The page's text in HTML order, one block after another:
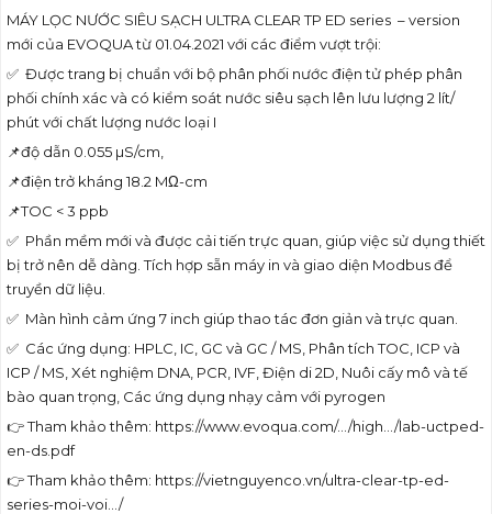
MÁY LỌC NƯỚC SIÊU SẠCH ULTRA CLEAR TP ED series – version
mới của EVOQUA từ 01.04.2021 với các điểm vượt trội:
✅ Được trang bị chuẩn với bộ phân phối nước điện tử phép phân
phối chính xác và có kiểm soát nước siêu sạch lên lưu lượng 2 lít/
phút với chất lượng nước loại I
📌độ dẫn 0.055 µS/cm,
📌điện trở kháng 18.2 MΩ-cm
📌TOC < 3 ppb
✅ Phần mềm mới và được cải tiến trực quan, giúp việc sử dụng thiết
bị trở nên dễ dàng. Tích hợp sẵn máy in và giao diện Modbus để
truyền dữ liệu.
✅ Màn hình cảm ứng 7 inch giúp thao tác đơn giản và trực quan.
✅ Các ứng dụng: HPLC, IC, GC và GC / MS, Phân tích TOC, ICP và
ICP / MS, Xét nghiệm DNA, PCR, IVF, Điện di 2D, Nuôi cấy mô và tế
bào quan trọng, Các ứng dụng nhạy cảm với pyrogen
👉 Tham khảo thêm: https://www.evoqua.com/…/high…/lab-uctped-
en-ds.pdf
👉 Tham khảo thêm: https://vietnguyenco.vn/ultra-clear-tp-ed-
series-moi-voi…/